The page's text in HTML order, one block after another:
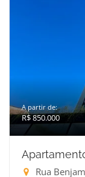
A partir de:
R$ 850.000
Rua